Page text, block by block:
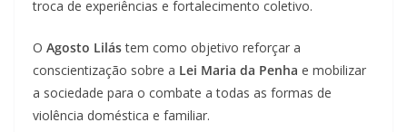
troca de experiências e fortalecimento coletivo.
O Agosto Lilástem como objetivo reforçar a
conscientização sobre a Lei Maria da Penha e mobilizar
a sociedade para o combate a todas as formas de
violência doméstica e familiar.